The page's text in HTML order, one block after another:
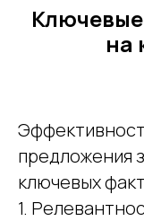
на
предложения
ключевых
1.